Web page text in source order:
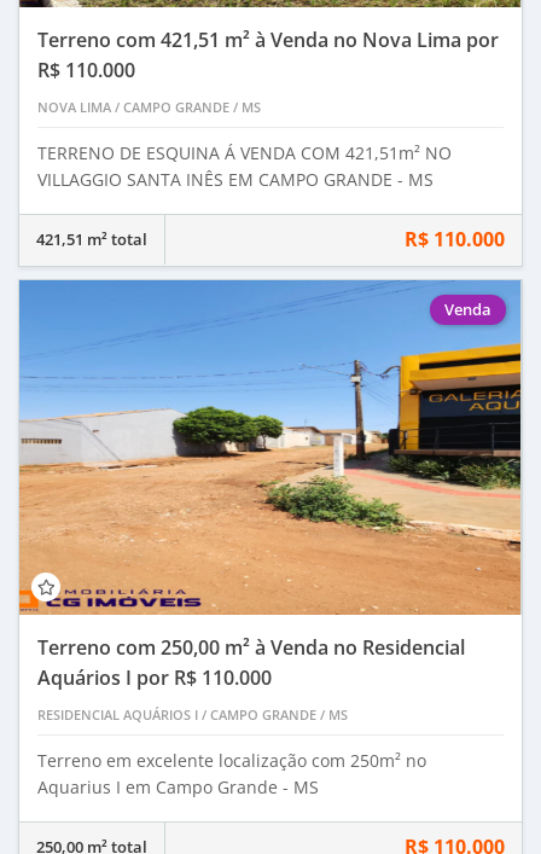
Terreno com 421,51 m² à Venda no Nova Lima por
R$ 110.000
NOVA LIMA / CAMPO GRANDE / MS
TERRENO DE ESQUINA Á VENDA COM 421,51m² NO
VILLAGGIO SANTA INÊS EM CAMPO GRANDE - MS
421,51 m² total R$ 110.000
Venda
Terreno com 250,00 m² à Venda no Residencial
Aquários I por R$ 110.000
RESIDENCIAL AQUÁRIOS I / CAMPO GRANDE / MS
Terreno em excelente localização com 250m² no
Aquarius I em Campo Grande - MS
250,00 m² total R$ 110.000